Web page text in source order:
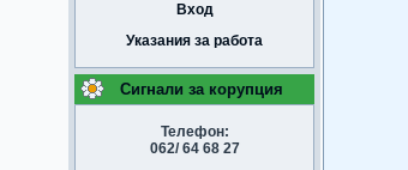
Вход
Указания за работа
Сигнали за корупция
Телефон:
062/ 64 68 27